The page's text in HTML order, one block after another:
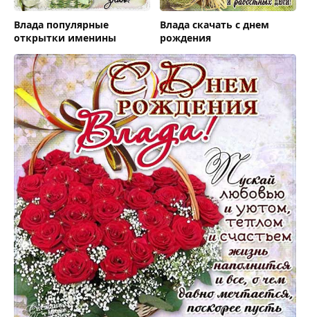
Влада популярные
открытки именины
Влада скачать с днем
рождения